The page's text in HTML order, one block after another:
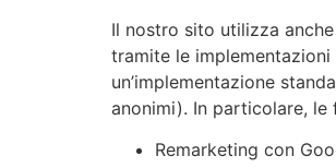
Il nostro sito utilizza
tramite le
un’implementazione
anonimi). In particolare,
Remarketing con